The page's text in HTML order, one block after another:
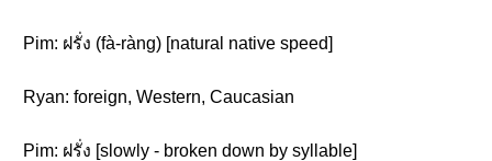
Pim: ฝรั่ง (fà-ràng) [natural native speed]
Ryan: foreign, Western, Caucasian
Pim: ฝรั่ง [slowly - broken down by syllable]